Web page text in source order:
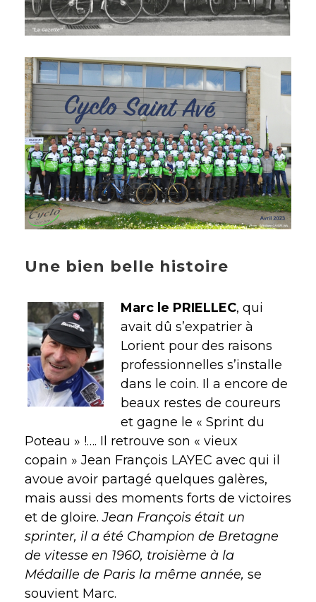
Une bien belle histoire
Marc le PRIELLEC, qui
avait dû s’expatrier à
Lorient pour des raisons
professionnelles s’installe
dans le coin. Il a encore de
beaux restes de coureurs
et gagne le « Sprint du
Poteau » !…. Il retrouve son « vieux
copain » Jean François LAYEC avec qui il
avoue avoir partagé quelques galères,
mais aussi des moments forts de victoires
et de gloire.Jean François était un
sprinter, il a été Champion de Bretagne
de vitesse en 1960, troisième à la
Médaille de Paris la même année, se
souvient Marc.